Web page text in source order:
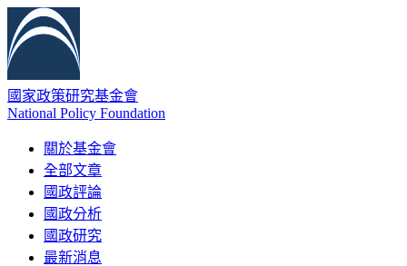
國家政策研究基金會
National Policy Foundation
關於基金會
全部文章
國政評論
國政分析
國政研究
最新消息